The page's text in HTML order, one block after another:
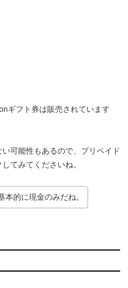
ギフト券は販売されています
可能性もあるので、プリペイド
てみてくださいね。
本的に現金のみだね。